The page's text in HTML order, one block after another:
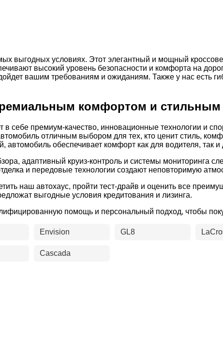
выгодных условиях. Этот элегантный и мощный
высокий уровень безопасности и комфорта на
вашим требованиям и ожиданиям. Также у нас есть
комфортом и стильным
в себе премиум-качество, инновационные технологии и
отличным выбором для тех, кто ценит стиль,
обеспечивает комфорт как для водителя, так
адаптивный круиз-контроль и системы мониторинга
и передовые технологии создают неповторимую
наш автохаус, пройти тест-драйв и оценить все
выгодные условия кредитования и лизинга.
помощь и персональный подход, чтобы
Envision GL8
Cascada